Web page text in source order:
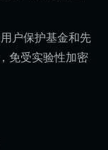
户保护基金和先
免受实验性加密